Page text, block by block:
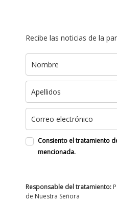
Recibe las noticias de la
Consiento el tratamiento
mencionada.
Responsable del tratamiento:
de Nuestra Señora